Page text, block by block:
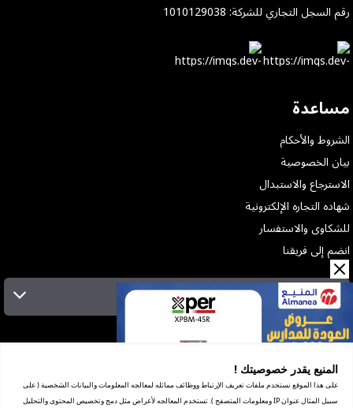
المنيع يقدر خصوصيتك !
على هذا الموقع نستخدم ملفات تعريف الإرتباط ووظائف مماثله لمعالجه المعلومات والبيانات الشخصية ( على
سبيل المثال عنوان IP ومعلومات المتصفح ). تستخدم المعالجه لأغراض مثل دمج وتخصيص المحتوى والتحليل
رقم السجل التجاري للشركة: 1010129038
مساعدة
الشروط والأحكام
بيان الخصوصية
الاسترجاع والاستبدال
شهاده التجاره الإلكترونية
للشكاوى والاستفسار
انضم إلى فريقنا
الإشتراك بالنشرة البريدية
المعارض
شهادة ضريبة القيمة المضافة